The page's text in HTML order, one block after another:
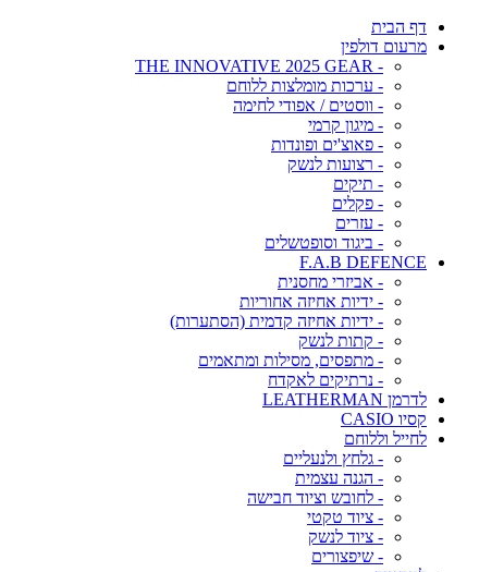
דף הבית
מרעום דולפין
- THE INNOVATIVE 2025 GEAR
- ערכות מומלצות ללוחם
- ווסטים / אפודי לחימה
- מיגון קרמי
- פאוצ'ים ופונדות
- רצועות לנשק
- תיקים
- פקלים
- עזרים
- ביגוד וסופטשלים
F.A.B DEFENCE
- אביזרי מחסנית
- ידיות אחיזה אחוריות
- ידיות אחיזה קדמית (הסתערות)
- קתות לנשק
- מתפסים, מסילות ומתאמים
- נרתיקים לאקדח
לדרמן LEATHERMAN
קסיו CASIO
לחייל וללוחם
- גלחץ ולנעליים
- הגנה עצמית
- לחובש וציוד חבישה
- ציוד טקטי
- ציוד לנשק
- שיפצורים